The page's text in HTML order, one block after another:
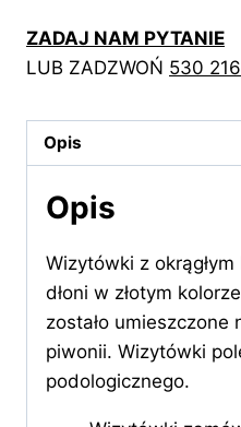
ilustracją
stopy
dłoni
w
złotym
kolorze
ZADAJ NAM PYTANIE
LUB ZADZWOŃ 530
Opis
Opis
Wizytówki z
dłoni w złotym
zostało umieszczone
piwonii. Wizytówki
podologicznego.